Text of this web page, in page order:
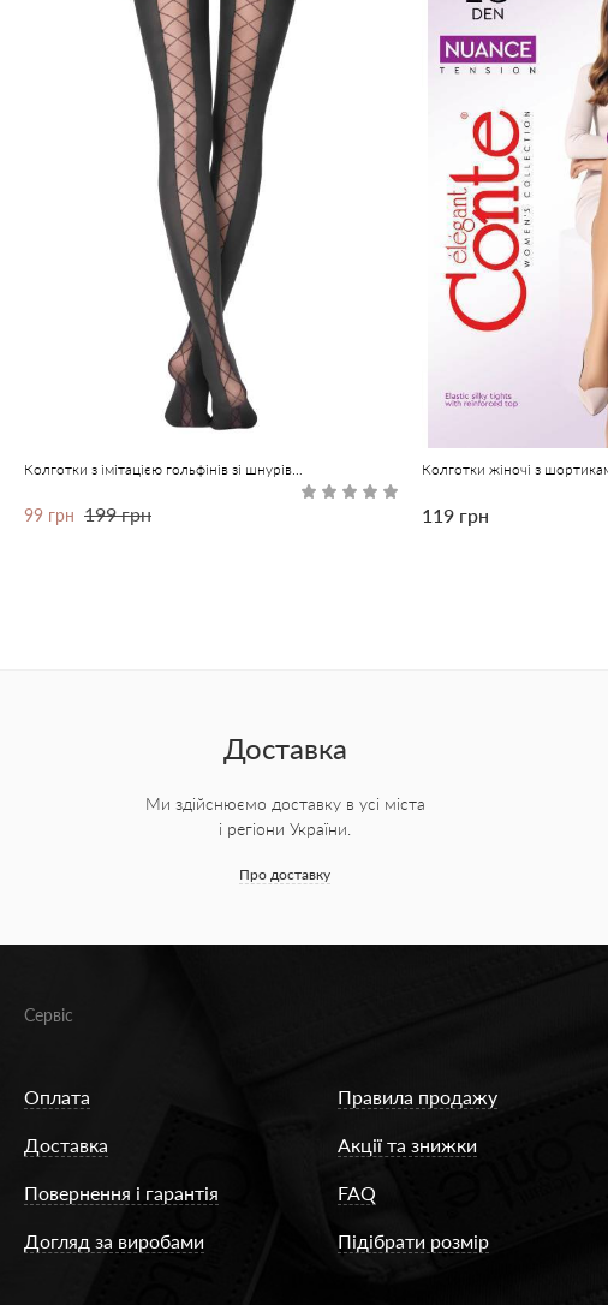
Колготки з імітацією гольфінів зі шнурівкою ззаду POEMA Lycra®
99 грн 199 грн 119 грн
Доставка
Ми здійснюємо доставку в усі міста
і регіони України.
Про доставку
Сервіс
Оплата
Доставка
Повернення і гарантія
Догляд за виробами
Правила продажу
Акції та знижки
FAQ
Підібрати розмір